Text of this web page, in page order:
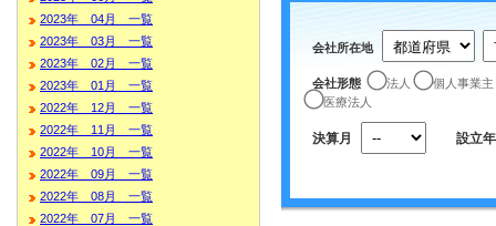
2023年 04月 一覧
2023年 03月 一覧
2023年 02月 一覧
2023年 01月 一覧
2022年 12月 一覧
2022年 11月 一覧
2022年 10月 一覧
2022年 09月 一覧
2022年 08月 一覧
2022年 07月 一覧
会社所在地
会社形態 法人
個人事業主
医療法人
決算月 設立年